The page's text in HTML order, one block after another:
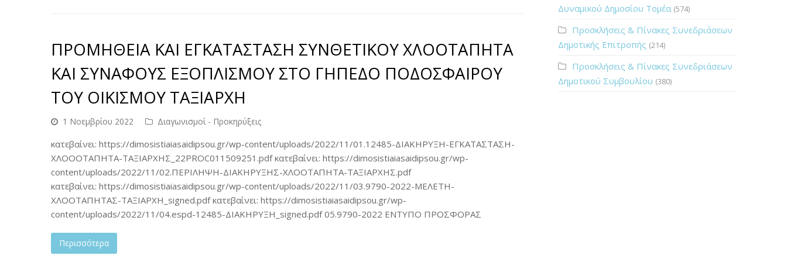
ΠΡΟΜΗΘΕΙΑ ΚΑΙ ΕΓΚΑΤΑΣΤΑΣΗ ΣΥΝΘΕΤΙΚΟΥ ΧΛΟΟΤΑΠΗΤΑ
ΚΑΙ ΣΥΝΑΦΟΥΣ ΕΞΟΠΛΙΣΜΟΥ ΣΤΟ ΓΗΠΕΔΟ ΠΟΔΟΣΦΑΙΡΟΥ
ΤΟΥ ΟΙΚΙΣΜΟΥ ΤΑΞΙΑΡΧΗ
1 Νοεμβρίου 2022 Διαγωνισμοί - Προκηρύξεις
κατεβαίνει: https://dimosistiaiasaidipsou.gr/wp-content/uploads/2022/11/01.12485-ΔΙΑΚΗΡΥΞΗ-ΕΓΚΑΤΑΣΤΑΣΗ-
ΧΛΟΟΟΤΑΠΗΤΑ-ΤΑΞΙΑΡΧΗΣ_22PROC011509251.pdf κατεβαίνει: https://dimosistiaiasaidipsou.gr/wp-
content/uploads/2022/11/02.ΠΕΡΙΛΗΨΗ-ΔΙΑΚΗΡΥΞΗΣ-ΧΛΟΟΤΑΠΗΤΑ-ΤΑΞΙΑΡΧΗΣ.pdf
κατεβαίνει: https://dimosistiaiasaidipsou.gr/wp-content/uploads/2022/11/03.9790-2022-ΜΕΛΕΤΗ-
ΧΛΟΟΤΑΠΗΤΑΣ-ΤΑΞΙΑΡΧΗ_signed.pdf κατεβαίνει: https://dimosistiaiasaidipsou.gr/wp-
content/uploads/2022/11/04.espd-12485-ΔΙΑΚΗΡΥΞΗ_signed.pdf 05.9790-2022 ΕΝΤΥΠΟ ΠΡΟΣΦΟΡΑΣ
Περισσότερα
Δυναμικού Δημοσίου Τομέα (574)
Προσκλήσεις & Πίνακες Συνεδριάσεων
Δημοτικής Επιτροπής (214)
Προσκλήσεις & Πίνακες Συνεδριάσεων
Δημοτικού Συμβουλίου (380)